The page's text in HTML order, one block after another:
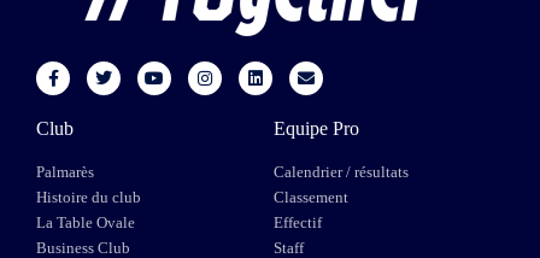
Club
Palmarès
Histoire du club
La Table Ovale
Business Club
Equipe Pro
Calendrier / résultats
Classement
Effectif
Staff